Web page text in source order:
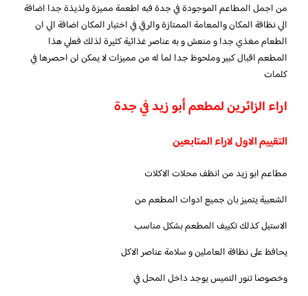
من اجمل المطاعم الموجودة في جدة فبه اطعمة مميزة ولذيذة جدا اضافة
الي نظافة المكان والمعامة الممتازة والرقي في اختيار المكان اضافة الي ان
الطعام مغذي جدا و منعش و به عناصر غذائية كثيرة لذلك فعلي هذا
المطعم اقبال كبير وملحوظ جدا لما له من مميزات لا يمكن لن احصرها في
كلمات
اراء الزائرين لمطعم أبو زيد في جدة
التقييم الاول لاراء المتابعين
مطاعم ابو زيد من انظف محلات الاكلات
الشعبية يتميز بان جميع ادوات المطعم من
الاستيل كذلك تكييف المطعم بشكل مناسب
يحافظ على نظافة العاملين و سلامة عناصر الاكل
وخصوصا تنور التميس يوجد داخل المحل في